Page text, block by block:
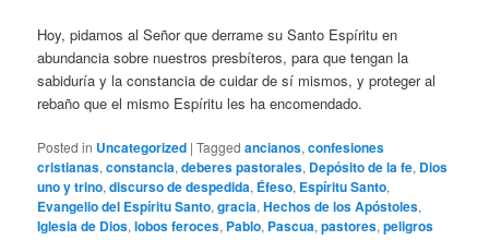
Hoy, pidamos al Señor que derrame su Santo Espíritu en
abundancia sobre nuestros presbíteros, para que tengan la
sabiduría y la constancia de cuidar de sí mismos, y proteger al
rebaño que el mismo Espíritu les ha encomendado.
Posted in Uncategorized |Tagged ancianos,confesiones
cristianas,constancia,deberes pastorales, Depósito de la fe, Dios
uno y trino,discurso de despedida, Éfeso, Espíritu Santo,
Evangelio del Espíritu Santo,gracia,Hechos de los Apóstoles,
Iglesia de Dios,lobos feroces, Pablo, Pascua,pastores,peligros